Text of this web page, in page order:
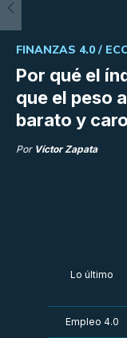
Por qué el
que el peso
barato y
FINANZAS 4.0 /
Por Víctor Zapata
Lo último
Empleo 4.0